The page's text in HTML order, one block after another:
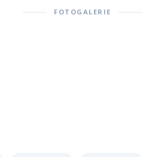
FOTOGALERIE